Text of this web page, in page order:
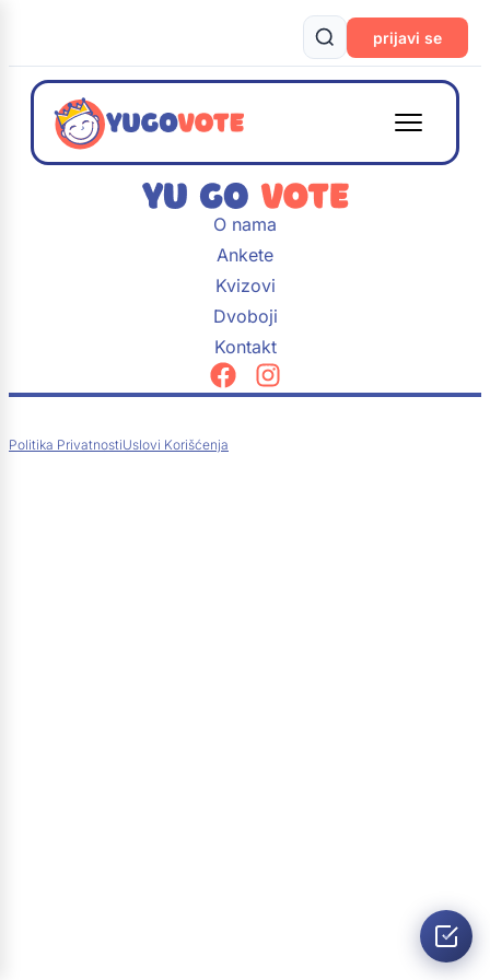
prijavi se
O nama
Ankete
Kvizovi
Dvoboji
Kontakt
Politika PrivatnostiUslovi Korišćenja